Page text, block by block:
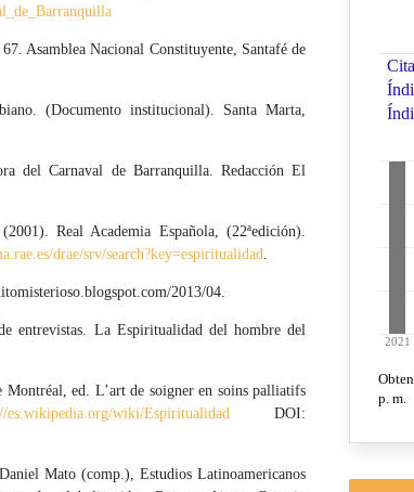
Asamblea Nacional Constituyente, Santafé de
(Documento institucional). Santa Marta,
del Carnaval de Barranquilla. Redacción El
Real Academia Española, (22ªedición).
drae/srv/search?key=espiritualidad
2013/04.
entrevistas. La Espiritualidad del hombre del
ed. L’art de soigner en soins palliatifs
es.wikipedia.org/wiki/Espiritualidad
DOI:
Mato (comp.), Estudios Latinoamericanos